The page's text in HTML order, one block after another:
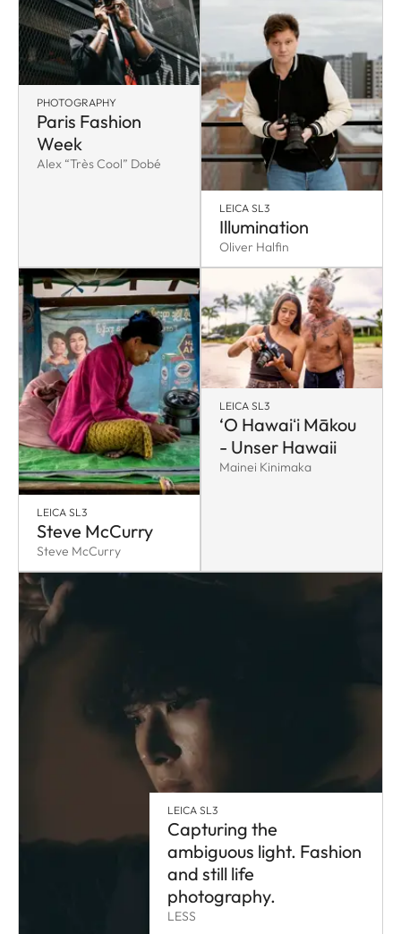
PHOTOGRAPHY
Paris Fashion
Week
Alex “Très Cool” Dobé
LEICA SL3
Illumination
Oliver Halfin
LEICA SL3
Steve McCurry
Steve McCurry
LEICA SL3
‘O Hawaiʻi Mākou
- Unser Hawaii
Mainei Kinimaka
LEICA SL3
Capturing the
ambiguous light. Fashion
and still life
photography.
LESS